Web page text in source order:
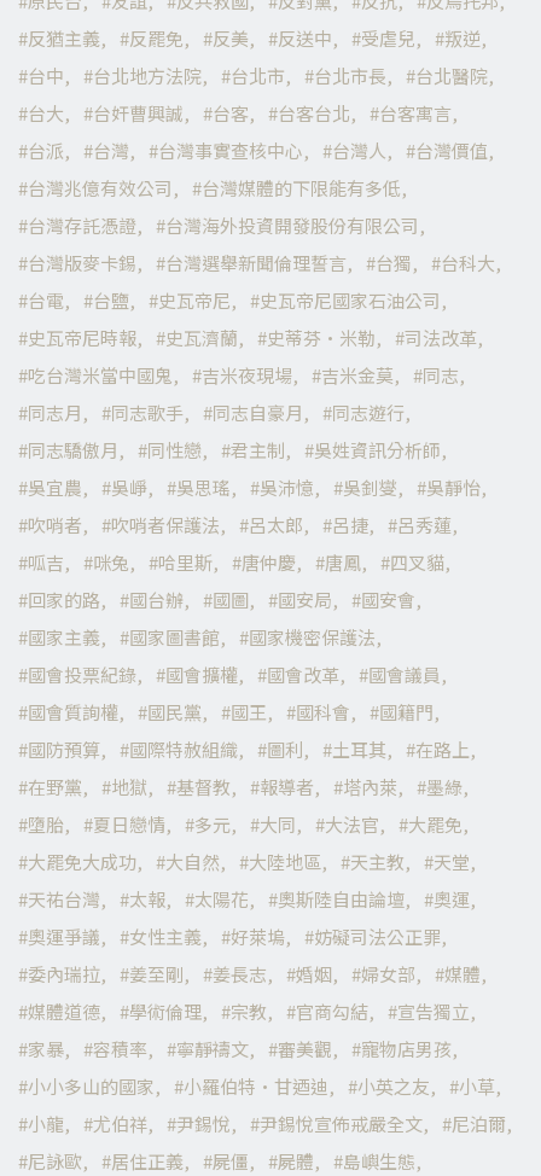
反猶主義
反罷免 反美 反送中 受虐兒
叛逆
台中
台北地方法院 台北市 台北市長
台北醫院
台大
台奸曹興誠 台客 台客台北
台客寓言
台派
台灣 台灣事實查核中心 台灣人
台灣價值
台灣兆億有效公司
台灣媒體的下限能有多低
台灣存託憑證
台灣海外投資開發股份有限公司
台灣版麥卡錫
台灣選舉新聞倫理誓言 台獨
台科大
台電
台鹽 史瓦帝尼
史瓦帝尼國家石油公司
史瓦帝尼時報
史瓦濟蘭 史蒂芬·米勒
司法改革
吃台灣米當中國鬼
吉米夜現場 吉米金莫
同志
同志月
同志歌手 同志自豪月
同志遊行
同志驕傲月
同性戀 君主制
吳姓資訊分析師
吳宜農
吳崢 吳思瑤 吳沛憶 吳釗燮
吳靜怡
吹哨者
吹哨者保護法 呂太郎 呂捷
呂秀蓮
呱吉
咪兔 哈里斯 唐仲慶 唐鳳
四叉貓
回家的路
國台辦 國圖 國安局
國安會
國家主義
國家圖書館
國家機密保護法
國會投票紀錄
國會擴權 國會改革
國會議員
國會質詢權
國民黨 國王 國科會
國籍門
國防預算
國際特赦組織 圖利 土耳其
在路上
在野黨
地獄 基督教 報導者 塔內萊
墨綠
墮胎
夏日戀情 多元 大同 大法官
大罷免
大罷免大成功
大自然 大陸地區 天主教
天堂
天祐台灣
太報 太陽花 奧斯陸自由論壇
奧運
奧運爭議
女性主義 好萊塢
妨礙司法公正罪
委內瑞拉
姜至剛 姜長志 婚姻 婦女部
媒體
媒體道德
學術倫理 宗教 官商勾結
宣告獨立
家暴
容積率 寧靜禱文 審美觀
寵物店男孩
小小多山的國家
小羅伯特·甘迺迪 小英之友
小草
小龍
尤伯祥 尹錫悅 尹錫悅宣佈戒嚴全文
尼泊爾
尼詠歐
居住正義 屍僵 屍體 島嶼生態